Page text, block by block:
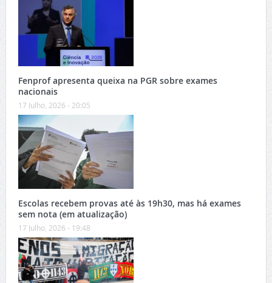
Fenprof apresenta queixa na PGR sobre exames
nacionais
17 Julho, 2026 - 20:05
Escolas recebem provas até às 19h30, mas há exames
sem nota (em atualização)
17 Julho, 2026 - 19:48